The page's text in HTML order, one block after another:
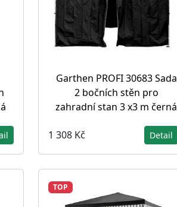
Garthen PROFI 30683 Sada
2 bočních stěn pro
zahradní stan 3 x3 m černá
1 308 Kč Detail
TOP